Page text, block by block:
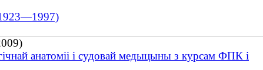
1923—1997)
анатоміі і судовай медыцыны з курсам ФПК і